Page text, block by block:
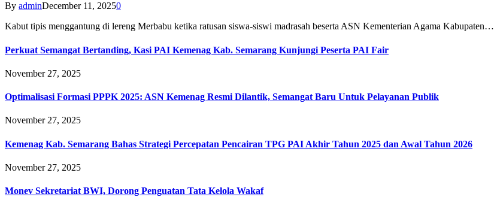
By adminDecember 11, 20250
Kabut tipis menggantung di lereng Merbabu ketika ratusan siswa-siswi madrasah beserta ASN Kementerian Agama Kabupaten…
Perkuat Semangat Bertanding, Kasi PAI Kemenag Kab. Semarang Kunjungi Peserta PAI Fair
November 27, 2025
Optimalisasi Formasi PPPK 2025: ASN Kemenag Resmi Dilantik, Semangat Baru Untuk Pelayanan Publik
November 27, 2025
Kemenag Kab. Semarang Bahas Strategi Percepatan Pencairan TPG PAI Akhir Tahun 2025 dan Awal Tahun 2026
November 27, 2025
Monev Sekretariat BWI, Dorong Penguatan Tata Kelola Wakaf